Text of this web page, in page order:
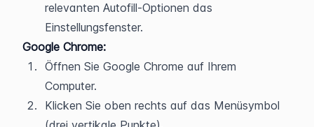
relevanten Autofill-Optionen das
Einstellungsfenster.
Google Chrome:
Öffnen Sie Google Chrome auf Ihrem
Computer.
Klicken Sie oben rechts auf das Menüsymbol